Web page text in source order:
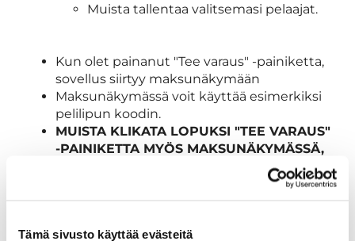
Tämä sivusto käyttää evästeitä
Muista tallentaa valitsemasi pelaajat.
Kun olet painanut "Tee varaus" -painiketta,
sovellus siirtyy maksunäkymään
Maksunäkymässä voit käyttää esimerkiksi
pelilipun koodin.
MUISTA KLIKATA LOPUKSI "TEE VARAUS"
-PAINIKETTA MYÖS MAKSUNÄKYMÄSSÄ,
JOTTA VARAUS TULEE MEILLEKIN
PERILLE. JOS VARAUSTA EI TEHDÄ